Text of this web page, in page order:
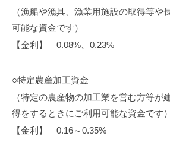
（漁船や漁具、漁業用施設の取得等や
可能な資金です）
【金利】 0.08%、0.23%
○特定農産加工資金
（特定の農産物の加工業を営む方等が
得をするときにご利用可能な資金です）
【金利】 0.16～0.35%